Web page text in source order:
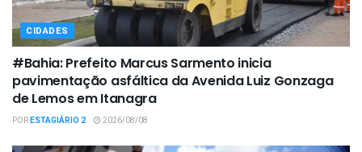
CIDADES
#Bahia: Prefeito Marcus Sarmento inicia
pavimentação asfáltica da Avenida Luiz Gonzaga
de Lemos em Itanagra
PORESTAGIÁRIO 2 2026/08/08